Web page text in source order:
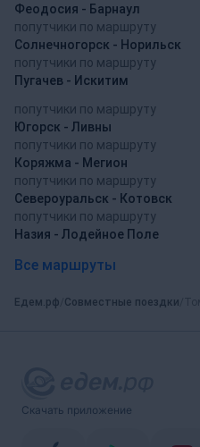
Феодосия - Барнаул
попутчики по маршруту
Солнечногорск - Норильск
попутчики по маршруту
Пугачев - Искитим
попутчики по маршруту
Югорск - Ливны
попутчики по маршруту
Коряжма - Мегион
попутчики по маршруту
Североуральск - Котовск
попутчики по маршруту
Назия - Лодейное Поле
Все маршруты
Едем.рф Совместные поездки
Скачать приложение